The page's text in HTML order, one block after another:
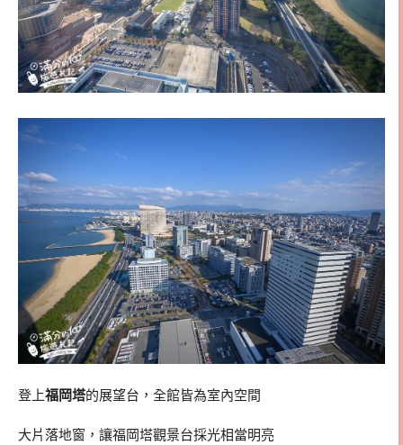
登上福岡塔的展望台，全館皆為室內空間
大片落地窗，讓福岡塔觀景台採光相當明亮